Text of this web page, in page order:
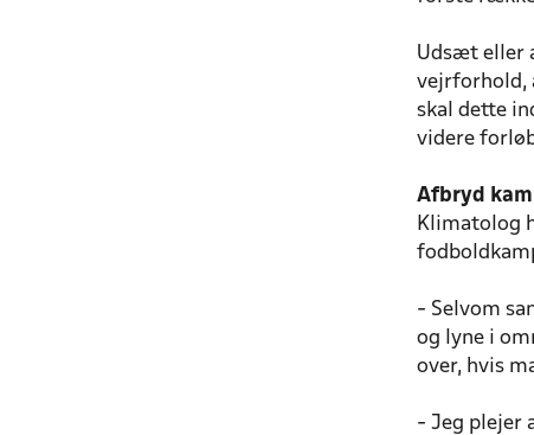
Udsæt eller
vejrforhold,
skal dette
videre
Afbryd
Klimatolog
- Selvom
og lyne i
over, hvis
- Jeg plejer